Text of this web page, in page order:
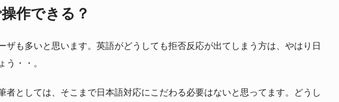
作できる？
ザも多いと思います。英語がどうしても拒否反応が出てしまう方は、やはり日
う・・。
者としては、そこまで日本語対応にこだわる必要はないと思ってます。どうし